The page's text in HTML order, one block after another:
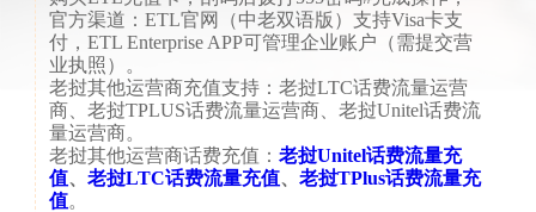
​​官方渠道​​：ETL官网（中老双语版）支持Visa卡支
付，ETL Enterprise APP可管理企业账户（需提交营
业执照）。
​​老挝其他运营商充值支持​​：老挝LTC话费流量运营
商、老挝TPLUS话费流量运营商、老挝Unitel话费流
量运营商。
老挝其他运营商话费充值： 老挝Unitel话费流量充
值、 老挝LTC话费流量充值、 老挝TPlus话费流量充
值。